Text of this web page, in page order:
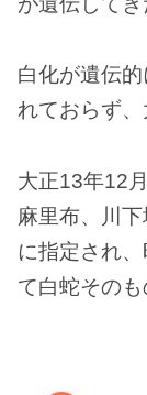
白化が遺伝
れておらず、
大正13年12
麻里布、川
に指定され
て白蛇そのも